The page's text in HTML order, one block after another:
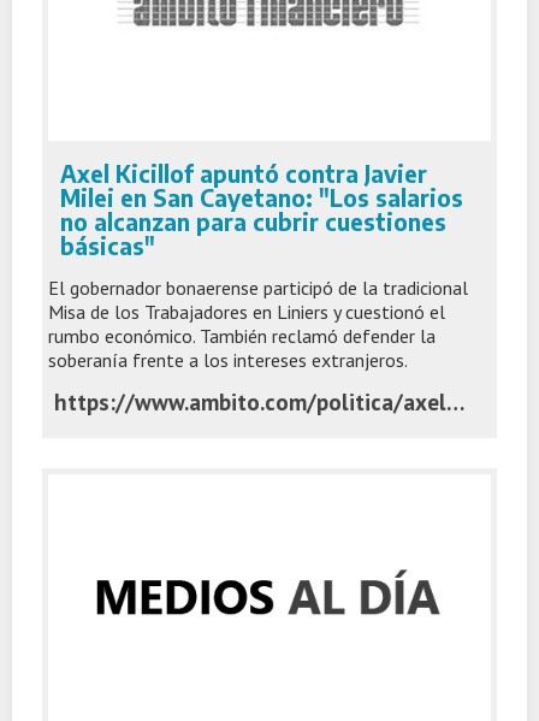
Axel Kicillof apuntó contra Javier
Milei en San Cayetano: "Los salarios
no alcanzan para cubrir cuestiones
básicas"
El gobernador bonaerense participó de la tradicional
Misa de los Trabajadores en Liniers y cuestionó el
rumbo económico. También reclamó defender la
soberanía frente a los intereses extranjeros.
https://www.ambito.com/politica/axel-kicillof-apunto-contra-javier-milei-san-cayetano-los-salarios-no-alcanzan-cubrir-cuestiones-basicas-n6308126